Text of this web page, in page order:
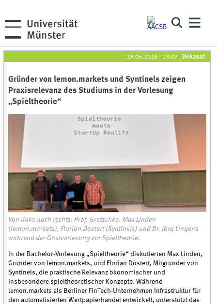
19.05.2026 - 13:07 Dekanat
Gründer von lemon.markets und Syntinels zeigen
Praxisrelevanz des Studiums in der Vorlesung
„Spieltheorie“
Von links nach rechts: Prof. Gretschko, Max Linden
(lemon.markets), Florian Dostert (Syntinels) und Dr. Jörg Lingens
während der Gastvorlesung zur Spieltheorie.
In der Bachelor-Vorlesung „Spieltheorie“ diskutierten Max Linden,
Gründer von lemon.markets, und Florian Dostert, Mitgründer von
Syntinels, die praktische Relevanz ökonomischer und
insbesondere spieltheoretischer Konzepte. Während
lemon.markets als Berliner FinTech-Unternehmen Infrastruktur für
den automatisierten Wertpapierhandel entwickelt, unterstützt das